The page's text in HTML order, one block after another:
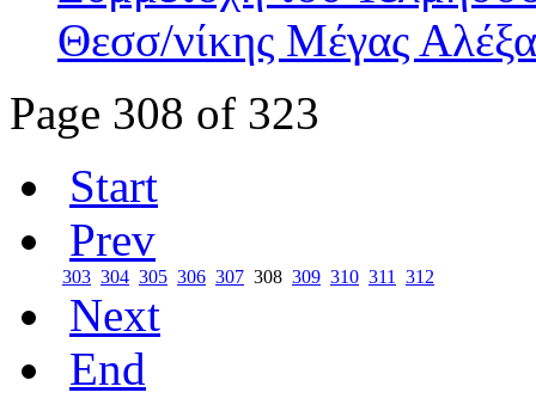
Θεσσ/νίκης Μέγας
Page 308 of 323
Start
Prev
303 304 305 306 307 308 309 310 311 312
Next
End